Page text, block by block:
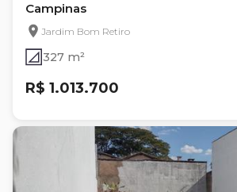
Campinas
Jardim Bom Retiro
327 m²
R$ 1.013.700